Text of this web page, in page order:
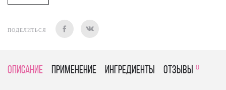
ПОДЕЛИТЬСЯ
Описание Применение Ингредиенты отзывы 0